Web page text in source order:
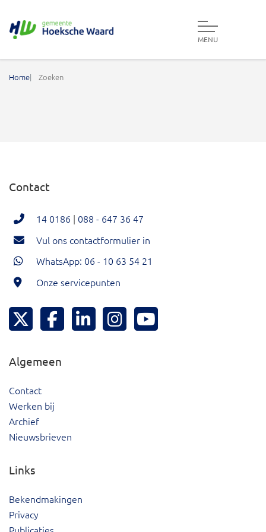
MENU
Home Zoeken
Contact
14 0186 | 088 - 647 36 47
Vul ons contactformulier in
WhatsApp: 06 - 10 63 54 21
Onze servicepunten
Hoeksche Waard Twitter
Hoeksche Waard Facebook
Hoeksche Waard LinkedIn
Hoeksche Waard Instagram
Algemeen
Contact
Werken bij
Archief
Nieuwsbrieven
Links
Bekendmakingen
Privacy